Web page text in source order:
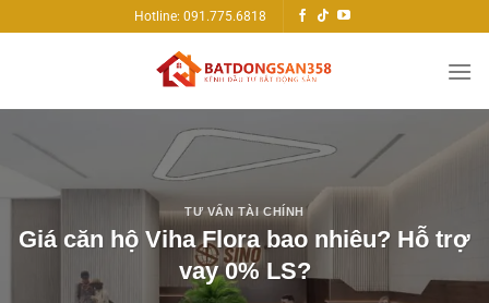
qua
Hotline: 091.775.6818
TƯ VẤN TÀI CHÍNH
Giá căn hộ Viha Flora bao nhiêu? Hỗ trợ
vay 0% LS?